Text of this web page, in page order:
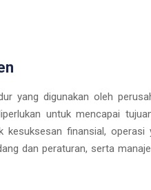
yang digunakan oleh
untuk mencapai
kesuksesan finansial, operasi
dan peraturan, serta